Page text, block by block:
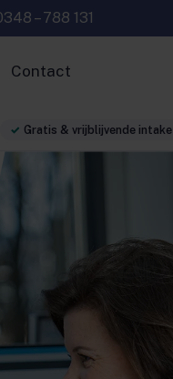
– 788 131
Contact
Gratis & vrijblijvende intake